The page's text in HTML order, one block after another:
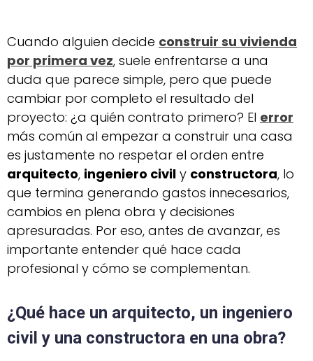
Cuando alguien decide construir su vivienda
por primera vez, suele enfrentarse a una
duda que parece simple, pero que puede
cambiar por completo el resultado del
proyecto: ¿a quién contrato primero? El error
más común al empezar a construir una casa
es justamente no respetar el orden entre
arquitecto, ingeniero civil y constructora, lo
que termina generando gastos innecesarios,
cambios en plena obra y decisiones
apresuradas. Por eso, antes de avanzar, es
importante entender qué hace cada
profesional y cómo se complementan.
¿Qué hace un arquitecto, un ingeniero
civil y una constructora en una obra?